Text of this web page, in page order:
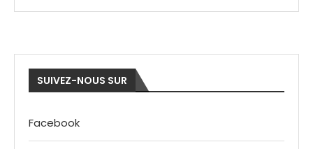
SUIVEZ-NOUS SUR
Facebook